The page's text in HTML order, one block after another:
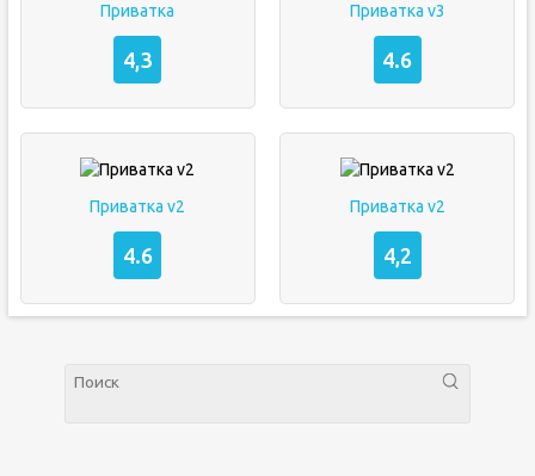
Приватка
4,3
Приватка v3
4.6
Приватка v2
4.6
Приватка v2
4,2